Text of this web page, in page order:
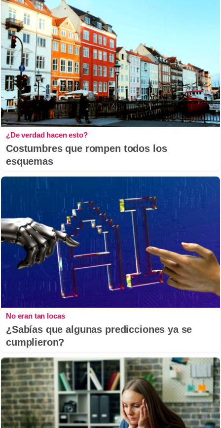
¿De verdad hacen esto?
Costumbres que rompen todos los
esquemas
No eran tan locas
¿Sabías que algunas predicciones ya se
cumplieron?